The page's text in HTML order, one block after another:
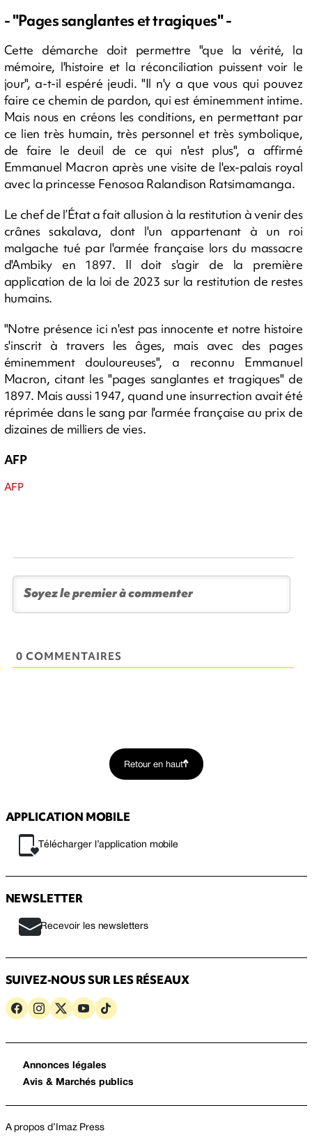
- "Pages sanglantes et tragiques" -
Cette démarche doit permettre "que la vérité, la
mémoire, l'histoire et la réconciliation puissent voir le
jour", a-t-il espéré jeudi. "Il n'y a que vous qui pouvez
faire ce chemin de pardon, qui est éminemment intime.
Mais nous en créons les conditions, en permettant par
ce lien très humain, très personnel et très symbolique,
de faire le deuil de ce qui n'est plus", a affirmé
Emmanuel Macron après une visite de l'ex-palais royal
avec la princesse Fenosoa Ralandison Ratsimamanga.
Le chef de l’État a fait allusion à la restitution à venir des
crânes sakalava, dont l'un appartenant à un roi
malgache tué par l'armée française lors du massacre
d'Ambiky en 1897. Il doit s'agir de la première
application de la loi de 2023 sur la restitution de restes
humains.
"Notre présence ici n'est pas innocente et notre histoire
s'inscrit à travers les âges, mais avec des pages
éminemment douloureuses", a reconnu Emmanuel
Macron, citant les "pages sanglantes et tragiques" de
1897. Mais aussi 1947, quand une insurrection avait été
réprimée dans le sang par l'armée française au prix de
dizaines de milliers de vies.
AFP
AFP
0 COMMENTAIRES
Retour en haut
APPLICATION MOBILE
Télécharger l’application mobile
NEWSLETTER
Recevoir les newsletters
SUIVEZ-NOUS SUR LES RÉSEAUX
Annonces légales
Avis & Marchés publics
A propos d’Imaz Press